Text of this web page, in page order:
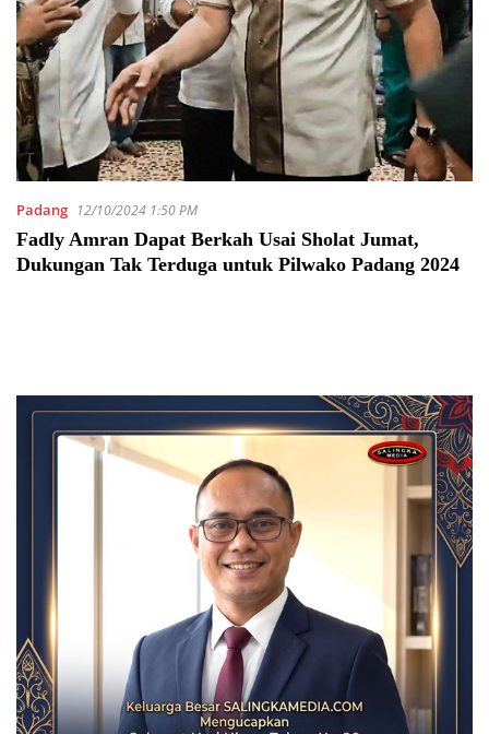
Padang 12/10/2024 1:50 PM
Fadly Amran Dapat Berkah Usai Sholat Jumat,
Dukungan Tak Terduga untuk Pilwako Padang 2024